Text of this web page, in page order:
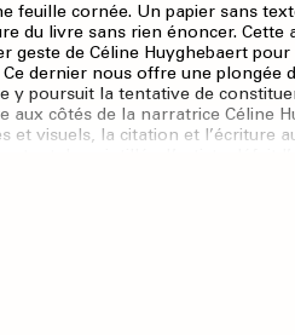
feuille cornée. Un papier sans
du livre sans rien énoncer. Cette
geste de Céline Huyghebaert
dernier nous offre une plongée
y poursuit la tentative de
aux côtés de la narratrice Céline
visuels, la citation et l’écriture
de cette part manquante,